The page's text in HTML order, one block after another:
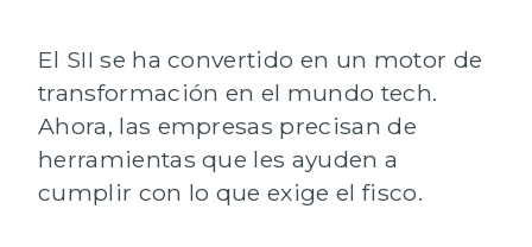
El SII se ha convertido en un motor de
transformación en el mundo tech.
Ahora, las empresas precisan de
herramientas que les ayuden a
cumplir con lo que exige el fisco.